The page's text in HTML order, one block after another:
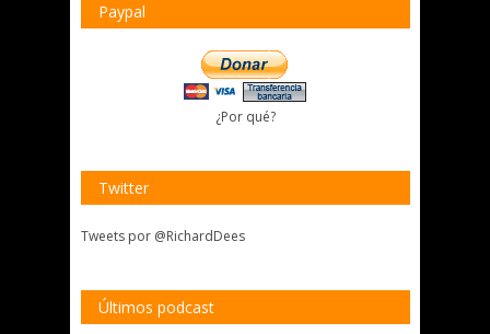
Paypal
¿Por qué?
Twitter
Tweets por @RichardDees
Últimos podcast